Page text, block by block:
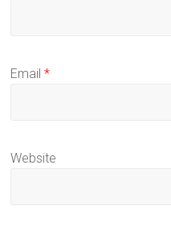
Email*
Website